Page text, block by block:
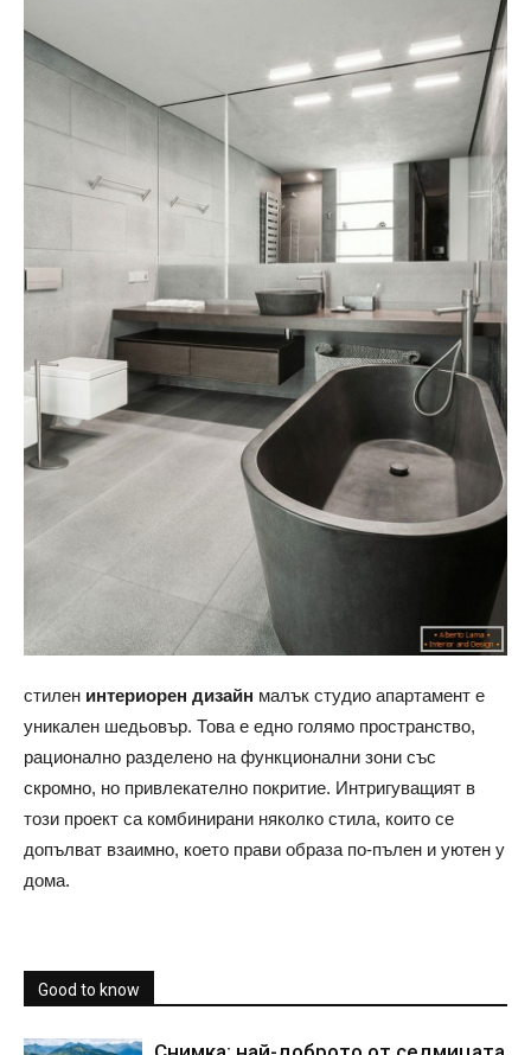
стилен интериорен дизайн малък студио апартамент е
уникален шедьовър. Това е едно голямо пространство,
рационално разделено на функционални зони със
скромно, но привлекателно покритие. Интригуващият в
този проект са комбинирани няколко стила, които се
допълват взаимно, което прави образа по-пълен и уютен у
дома.
Good to know